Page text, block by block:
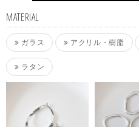
MATERIAL
ガラス アクリル・樹脂
ラタン